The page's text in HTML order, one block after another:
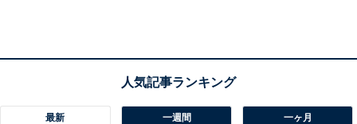
最新 一週間 一ヶ月